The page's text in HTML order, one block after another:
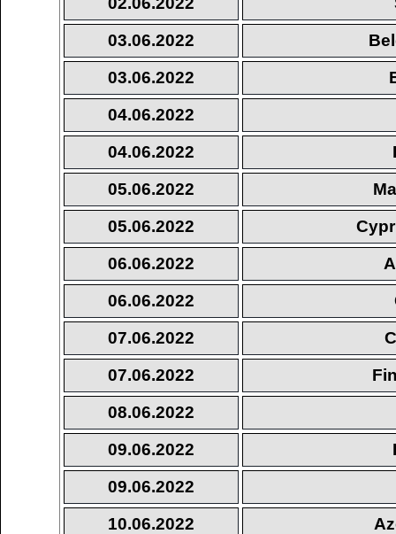
03.06.2022
03.06.2022
04.06.2022
04.06.2022
05.06.2022
05.06.2022
06.06.2022
06.06.2022
07.06.2022
07.06.2022
08.06.2022
09.06.2022
09.06.2022
10.06.2022